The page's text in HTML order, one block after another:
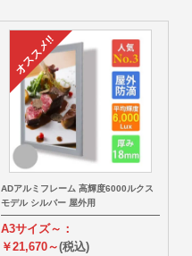
ADアルミフレーム 高輝度6000ルクス
モデル シルバー 屋外用
A3サイズ～：
￥21,670～(税込)